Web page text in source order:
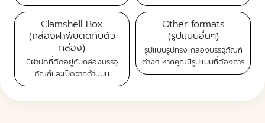
Clamshell Box
(กล่องฝาพับติดกับตัว
กล่อง)
มีฝาปิดที่ติดอยู่กับกล่องบรรจุ
ภัณฑ์และเปิดจากด้านบน
Other formats
(รูปแบบอื่นๆ)
รูปแบบรูปทรง กลองบรรจุภัณฑ์
ต่างๆ หากคุณมีรูปแบบที่ต้องการ